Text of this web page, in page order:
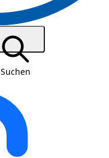
Suchen